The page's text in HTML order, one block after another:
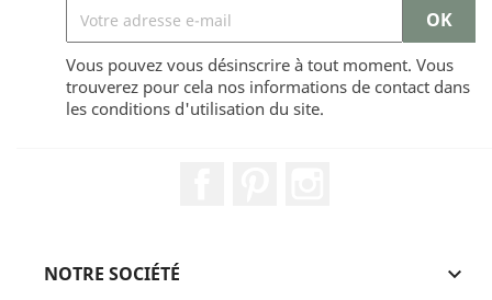
Vous pouvez vous désinscrire à tout moment. Vous
trouverez pour cela nos informations de contact dans
les conditions d'utilisation du site.
NOTRE SOCIÉTÉ 